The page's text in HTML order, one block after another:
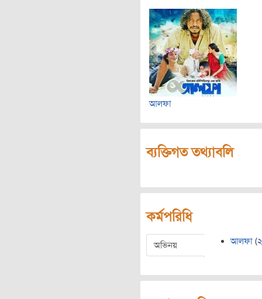
আলফা
ব্যক্তিগত তথ্যাবলি
কর্মপরিধি
অভিনয় আলফা (